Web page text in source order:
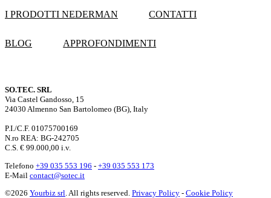
I PRODOTTI NEDERMAN CONTATTI
BLOG APPROFONDIMENTI
SO.TEC. SRL
Via Castel Gandosso, 15
24030 Almenno San Bartolomeo (BG), Italy
P.I./C.F. 01075700169
N.ro REA: BG-242705
C.S. € 99.000,00 i.v.
Telefono +39 035 553 196 - +39 035 553 173
E-Mail contact@sotec.it
©2026 Yourbiz srl . All rights reserved. Privacy Policy - Cookie Policy